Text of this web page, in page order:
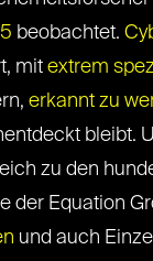
beobachtet.
mit extrem
erkannt zu
bleibt.
zu den
der Equation
und auch